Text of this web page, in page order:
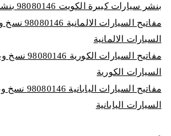
بنشر سيارات كبيرة الكويت 98080146‬ بنشر متنقل معدات ثقيلة
مفاتيح
السيارات الالمانية
مفاتيح
السيارات الكورية
مفاتيح
السيارات اليابانية